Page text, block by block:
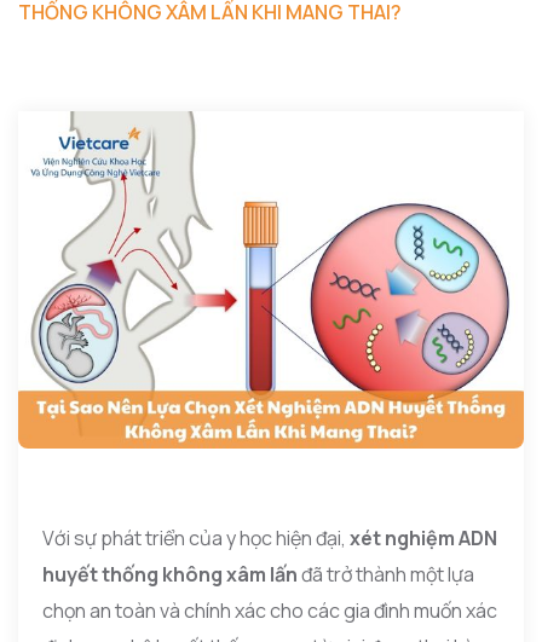
THỐNG KHÔNG XÂM LẤN KHI MANG THAI?
Với sự phát triển của y học hiện đại, xét nghiệm ADN
huyết thống không xâm lấnđã trở thành một lựa
chọn an toàn và chính xác cho các gia đình muốn xác